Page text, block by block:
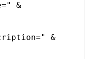
&
&